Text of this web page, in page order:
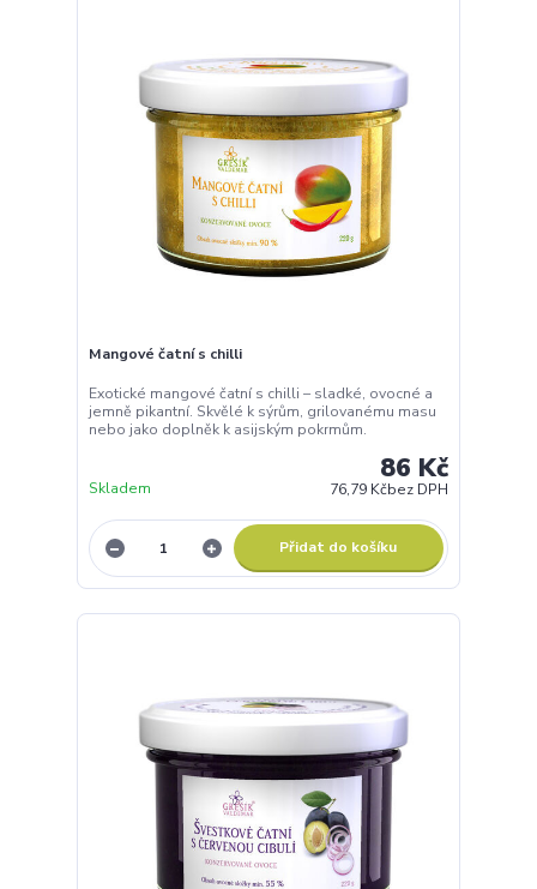
Mangové čatní s chilli
Exotické mangové čatní s chilli – sladké, ovocné a
jemně pikantní. Skvělé k sýrům, grilovanému masu
nebo jako doplněk k asijským pokrmům.
86 Kč
76,79 Kčbez DPH
Skladem
Přidat do košíku